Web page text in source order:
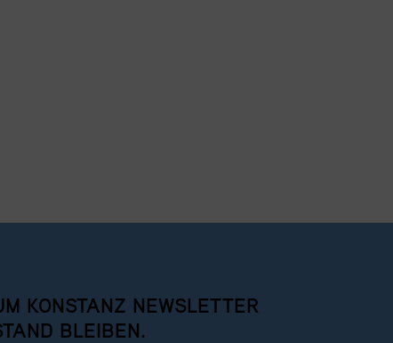
KONSTANZ NEWSLETTER
BLEIBEN.